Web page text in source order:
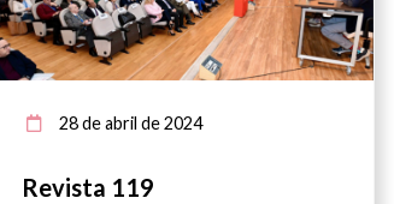
28 de abril de 2024
Revista 119